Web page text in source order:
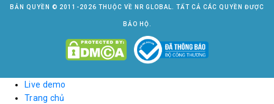
BẢN QUYỀN © 2011-2026 THUỘC VỀ NR GLOBAL. TẤT CẢ CÁC QUYỀN ĐƯỢC
BẢO HỘ.
Live demo
Trang chủ